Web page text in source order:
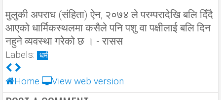
मुलुकी अपराध (संहिता) ऐन, २०७४ ले परम्परादेखि बलि दिँदै
आएको धार्मिकस्थलमा कसैले पनि पशु वा पक्षीलाई बलि दिन
नहुने व्यवस्था गरेको छ । - रासस
Labels: धर्म
Home View web version